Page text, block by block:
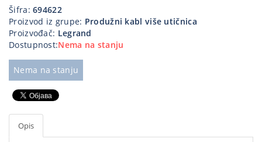
Strujni
program
Šifra:694622
Proizvod iz grupe: Produžni kabl više utičnica
Proizvođač: Legrand
Dostupnost:Nema na stanju
Nema na stanju
Opis